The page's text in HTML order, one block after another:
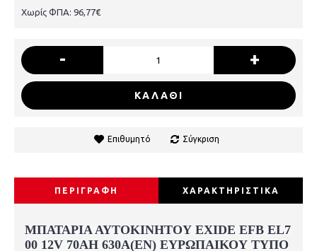
Χωρίς ΦΠΑ: 96,77€
- +
ΚΑΛΑΘΙ
Επιθυμητό Σύγκριση
ΠΕΡΙΓΡΑΦΗ ΧΑΡΑΚΤΗΡΙΣΤΙΚΑ
ΜΠΑΤΑΡΙΑ ΑΥΤΟΚΙΝΗΤΟΥ EXIDE EFB EL7
00 12V 70AH 630A(EN) ΕΥΡΩΠΑΙΚΟΥ ΤΥΠΟ